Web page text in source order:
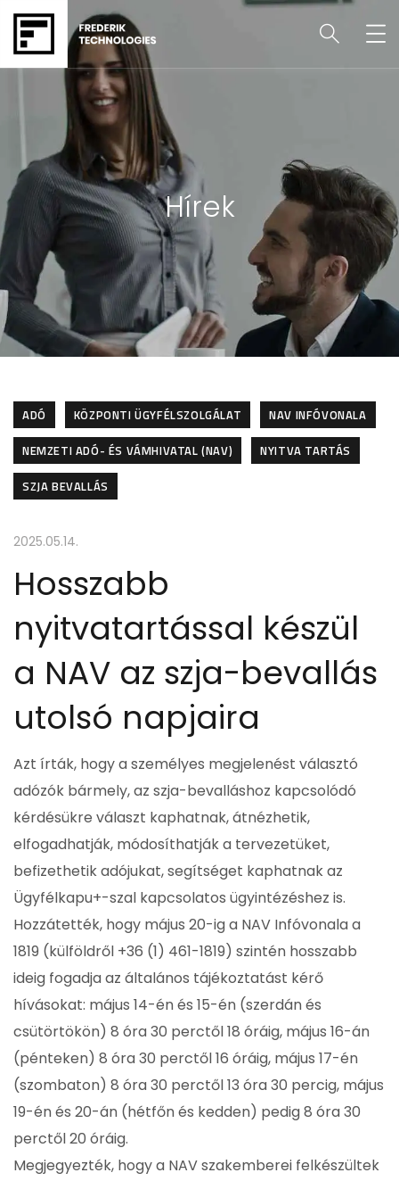
Hírek
ADÓ KÖZPONTI ÜGYFÉLSZOLGÁLAT
NAV INFÓVONALA
NEMZETI ADÓ- ÉS VÁMHIVATAL (NAV)
NYITVA TARTÁS
SZJA BEVALLÁS
2025.05.14.
Hosszabb
nyitvatartással készül
a NAV az szja-bevallás
utolsó napjaira
Azt írták, hogy a személyes megjelenést választó
adózók bármely, az szja-bevalláshoz kapcsolódó
kérdésükre választ kaphatnak, átnézhetik,
elfogadhatják, módosíthatják a tervezetüket,
befizethetik adójukat, segítséget kaphatnak az
Ügyfélkapu+-szal kapcsolatos ügyintézéshez is.
Hozzátették, hogy május 20-ig a NAV Infóvonala a
1819 (külföldről +36 (1) 461-1819) szintén hosszabb
ideig fogadja az általános tájékoztatást kérő
hívásokat: május 14-én és 15-én (szerdán és
csütörtökön) 8 óra 30 perctől 18 óráig, május 16-án
(pénteken) 8 óra 30 perctől 16 óráig, május 17-én
(szombaton) 8 óra 30 perctől 13 óra 30 percig, május
19-én és 20-án (hétfőn és kedden) pedig 8 óra 30
perctől 20 óráig.
Megjegyezték, hogy a NAV szakemberei felkészültek